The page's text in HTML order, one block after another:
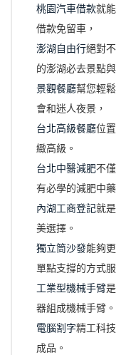
桃園汽車借款就
借款免留車，
澎湖自由行絕對
的澎湖必去景點
景觀餐廳幫您輕
會和迷人夜景，
台北高級餐廳位
緻高級。
台北中醫減肥不
有必學的減肥中
內湖工商登記就
美選擇。
獨立筒沙發能夠
單點支撐的方式
工業型機械手臂
器組成機械手臂。
電腦割字精工科
成品。